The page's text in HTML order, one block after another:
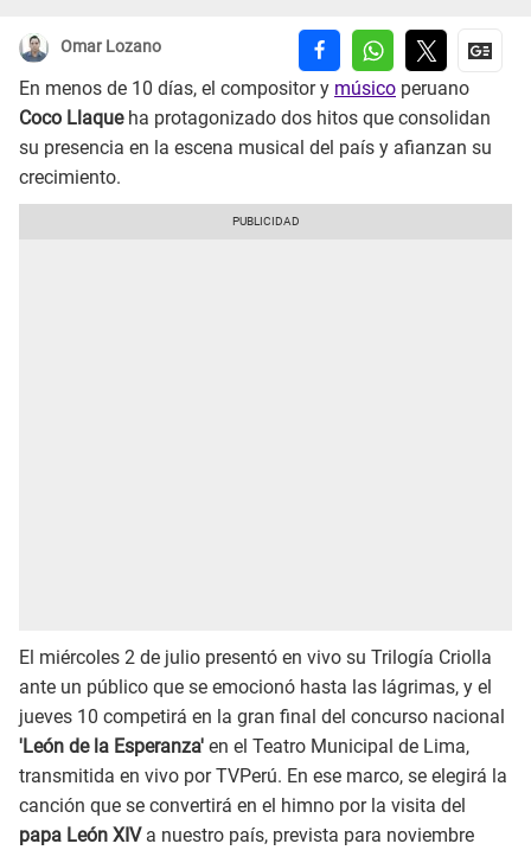
Omar Lozano
En menos de 10 días, el compositor y músico peruano
Coco Llaqueha protagonizado dos hitos que consolidan
su presencia en la escena musical del país y afianzan su
crecimiento.
El miércoles 2 de julio presentó en vivo su Trilogía Criolla
ante un público que se emocionó hasta las lágrimas, y el
jueves 10 competirá en la gran final del concurso nacional
'León de la Esperanza' en el Teatro Municipal de Lima,
transmitida en vivo por TVPerú. En ese marco, se elegirá la
canción que se convertirá en el himno por la visita del
papa León XIVa nuestro país, prevista para noviembre